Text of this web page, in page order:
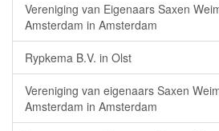
Vereniging van Eigenaars Saxen
Amsterdam in Amsterdam
Rypkema B.V. in Olst
Vereniging van eigenaars Saxen
Amsterdam in Amsterdam